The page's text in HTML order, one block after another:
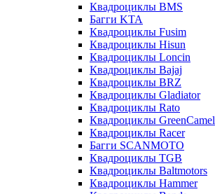
Квадроциклы BMS
Багги KTA
Квадроциклы Fusim
Квадроциклы Hisun
Квадроциклы Loncin
Квадроциклы Bajaj
Квадроциклы BRZ
Квадроциклы Gladiator
Квадроциклы Rato
Квадроциклы GreenCamel
Квадроциклы Racer
Багги SCANMOTO
Квадроциклы TGB
Квадроциклы Baltmotors
Квадроциклы Hammer